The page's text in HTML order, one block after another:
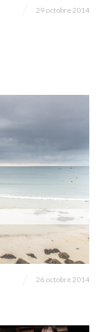
29 octobre 2014
26 octobre 2014